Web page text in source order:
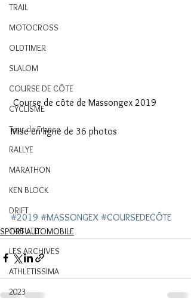
TRAIL
MOTOCROSS
OLDTIMER
SLALOM
COURSE DE CÔTE
CYCLISME
Tour de France
RALLYE
MARATHON
KEN BLOCK
DRIFT
TRIBUTE
LES ARCHIVES
ATHLETISSIMA
2023
Course de côte de Massongex 2019
Mise en ligne de 36 photos
#2019 #MASSONGEX #COURSEDECÔTE
SPORT AUTOMOBILE